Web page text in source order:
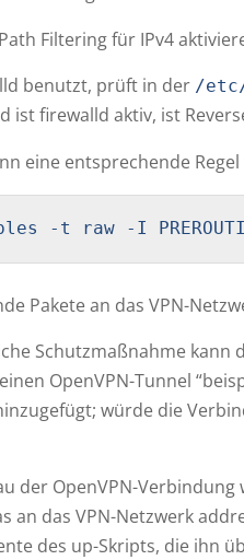
Filtering für IPv4
benutzt, prüft in der /
ist firewalld aktiv, ist
eine entsprechende
-t raw -I
Pakete an das VPN-
Schutzmaßnahme kann
OpenVPN-Tunnel
würde die
der OpenVPN-
an das VPN-Netzwerk
des up-Skripts, die ihn